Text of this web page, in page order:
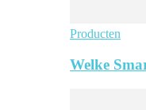
Producten
Welke